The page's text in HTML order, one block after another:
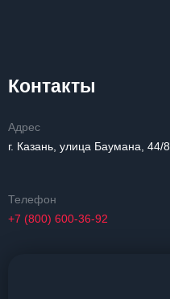
Контакты
Адрес
г. Казань, улица Баумана, 44/8
Телефон
+7 (800) 600-36-92